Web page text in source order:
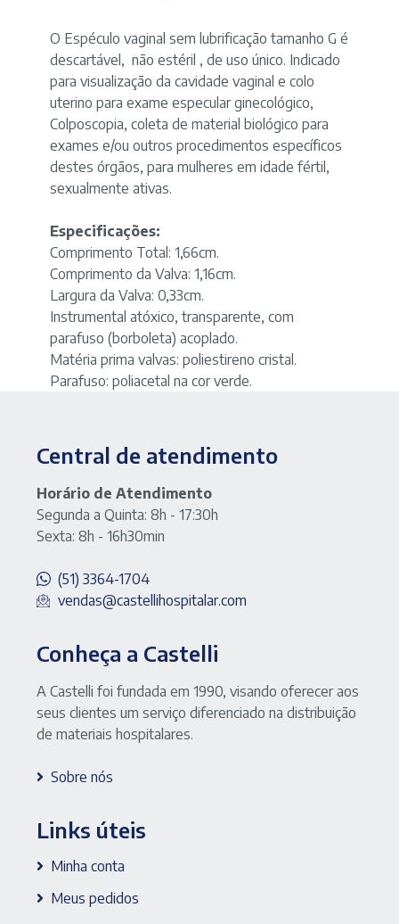
Kolplast
quantidade
O Espéculo vaginal sem lubrificação tamanho G é
descartável, não estéril , de uso único. Indicado
para visualização da cavidade vaginal e colo
uterino para exame especular ginecológico,
Colposcopia, coleta de material biológico para
exames e/ou outros procedimentos específicos
destes órgãos, para mulheres em idade fértil,
sexualmente ativas.
Especificações:
Comprimento Total: 1,66cm.
Comprimento da Valva: 1,16cm.
Largura da Valva: 0,33cm.
Instrumental atóxico, transparente, com
parafuso (borboleta) acoplado.
Matéria prima valvas: poliestireno cristal.
Parafuso: poliacetal na cor verde.
Central de atendimento
Horário de Atendimento
Segunda a Quinta: 8h - 17:30h
Sexta: 8h - 16h30min
(51) 3364-1704
vendas@castellihospitalar.com
Conheça a Castelli
A Castelli foi fundada em 1990, visando oferecer aos
seus clientes um serviço diferenciado na distribuição
de materiais hospitalares.
Sobre nós
Links úteis
Minha conta
Meus pedidos